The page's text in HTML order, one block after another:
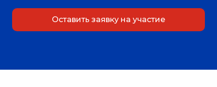
Оставить заявку на участие